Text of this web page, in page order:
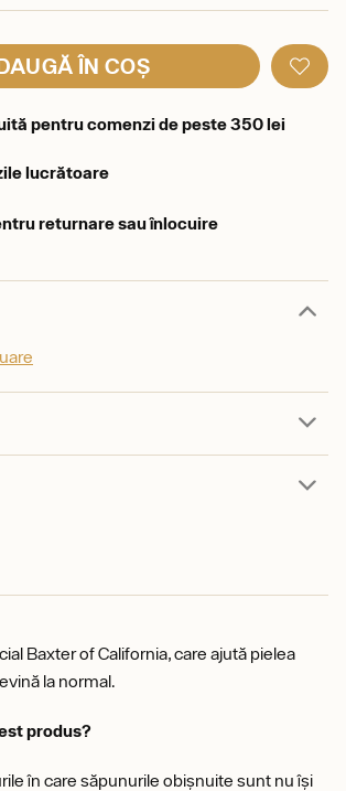
ÎN COȘ
pentru comenzi de peste 350 lei
lucrătoare
returnare sau înlocuire
Baxter of California, care ajută pielea
la normal.
produs?
în care săpunurile obișnuite sunt nu își